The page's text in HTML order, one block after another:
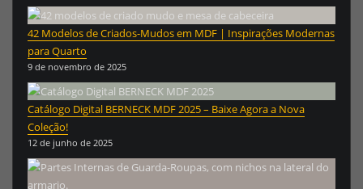
42 Modelos de Criados-Mudos em MDF | Inspirações Modernas
para Quarto
9 de novembro de 2025
Catálogo Digital BERNECK MDF 2025 – Baixe Agora a Nova
Coleção!
12 de junho de 2025